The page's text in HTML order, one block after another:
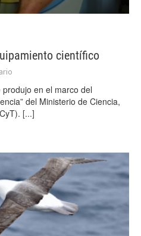
científico
en el marco del
del Ministerio de Ciencia,
[...]